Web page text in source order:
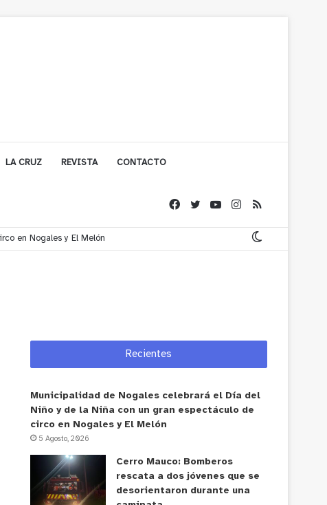
LA CRUZ REVISTA CONTACTO
Recientes
Municipalidad de Nogales celebrará el Día del
Niño y de la Niña con un gran espectáculo de
circo en Nogales y El Melón
5 Agosto, 2026
Cerro Mauco: Bomberos
rescata a dos jóvenes que se
desorientaron durante una